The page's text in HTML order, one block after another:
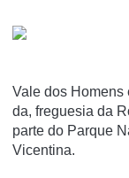
Vale dos Homens
da, freguesia da
parte do Parque
Vicentina.